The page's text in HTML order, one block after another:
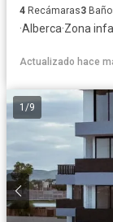
4 Recámaras3
·Alberca·Zona
Actualizado hace
1 /9